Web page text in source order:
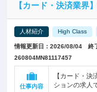
【カード・決済業界
人材紹介 High Class
情報更新日：2026/08/04 終
260804MN81117457
仕事内容
【カード・
ションの求人